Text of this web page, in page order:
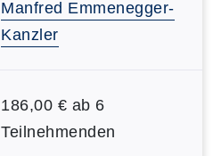
Manfred Emmenegger-
Kanzler
186,00 € ab 6
Teilnehmenden